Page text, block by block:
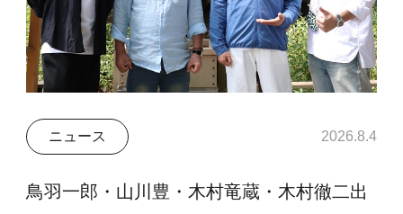
ニュース 2026.8.4
鳥羽一郎・山川豊・木村竜蔵・木村徹二出